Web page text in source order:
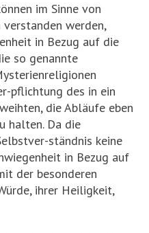
im Sinne von
werden,
in Bezug auf die
so genannte
pflichtung des in ein
die Abläufe eben
halten. Da die
ständnis keine
in Bezug auf
der besonderen
ihrer Heiligkeit,